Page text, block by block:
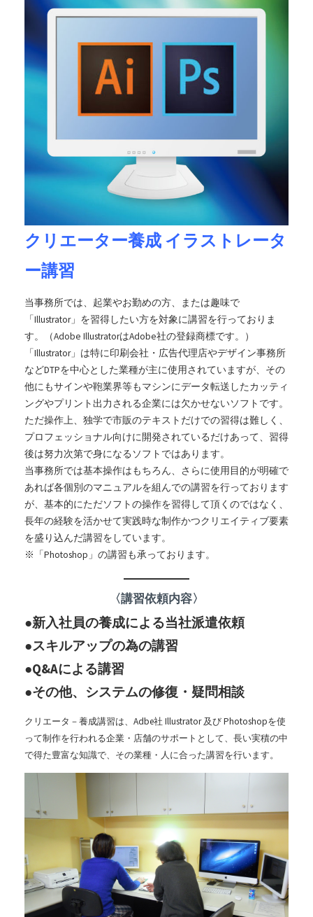
クリエーター養成 イラストレータ
ー講習
当事務所では、起業やお勤めの方、または趣味で
「Illustrator」を習得したい方を対象に講習を行っておりま
す。（Adobe IllustratorはAdobe社の登録商標です。）
「Illustrator」は特に印刷会社・広告代理店やデザイン事務所
などDTPを中心とした業種が主に使用されていますが、その
他にもサインや鞄業界等もマシンにデータ転送したカッティ
ングやプリント出力される企業には欠かせないソフトです。
ただ操作上、独学で市販のテキストだけでの習得は難しく、
プロフェッショナル向けに開発されているだけあって、習得
後は努力次第で身になるソフトではあります。
当事務所では基本操作はもちろん、さらに使用目的が明確で
あれば各個別のマニュアルを組んでの講習を行っております
が、基本的にただソフトの操作を習得して頂くのではなく、
長年の経験を活かせて実践時な制作かつクリエイティブ要素
を盛り込んだ講習をしています。
※「Photoshop」の講習も承っております。
〈講習依頼内容〉
●新入社員の養成による当社派遣依頼
●スキルアップの為の講習
●Q&Aによる講習
●その他、システムの修復・疑問相談
クリエータ－養成講習は、Adbe社 Illustrator 及び Photoshopを使
って制作を行われる企業・店舗のサポートとして、長い実積の中
で得た豊富な知識で、その業種・人に合った講習を行います。